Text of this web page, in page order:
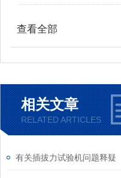
查看全部
相关文章
RELATED ARTICLES
有关插拔力试验机问题释疑